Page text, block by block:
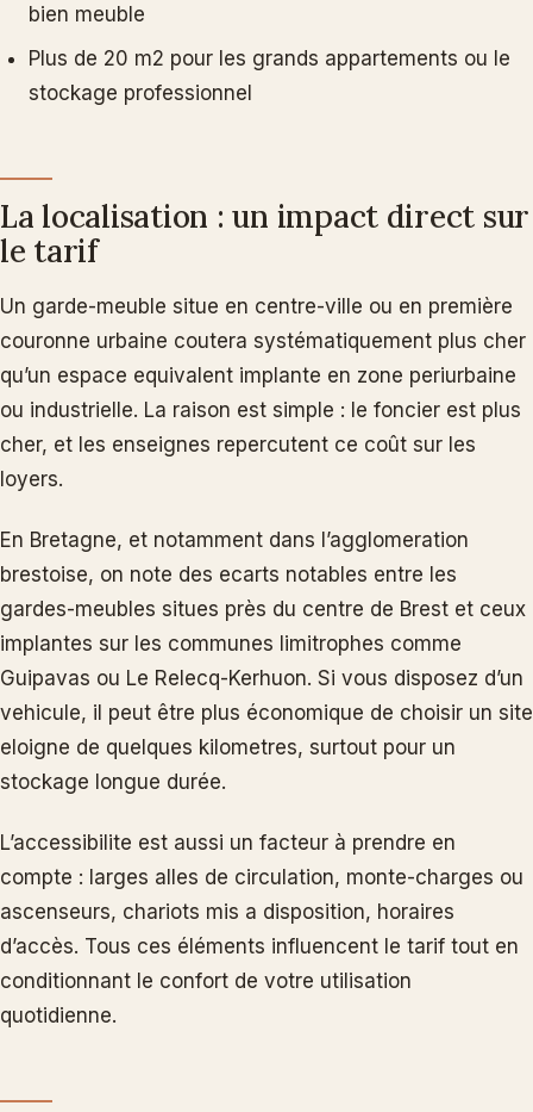
bien meuble
Plus de 20 m2 pour les grands appartements ou le
stockage professionnel
La localisation : un impact direct sur
le tarif
Un garde-meuble situe en centre-ville ou en première
couronne urbaine coutera systématiquement plus cher
qu’un espace equivalent implante en zone periurbaine
ou industrielle. La raison est simple : le foncier est plus
cher, et les enseignes repercutent ce coût sur les
loyers.
En Bretagne, et notamment dans l’agglomeration
brestoise, on note des ecarts notables entre les
gardes-meubles situes près du centre de Brest et ceux
implantes sur les communes limitrophes comme
Guipavas ou Le Relecq-Kerhuon. Si vous disposez d’un
vehicule, il peut être plus économique de choisir un site
eloigne de quelques kilometres, surtout pour un
stockage longue durée.
L’accessibilite est aussi un facteur à prendre en
compte : larges alles de circulation, monte-charges ou
ascenseurs, chariots mis a disposition, horaires
d’accès. Tous ces éléments influencent le tarif tout en
conditionnant le confort de votre utilisation
quotidienne.